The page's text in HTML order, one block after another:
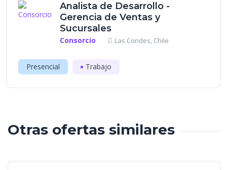
Analista de Desarrollo -
Gerencia de Ventas y
Sucursales
Consorcio Las Condes, Chile
Presencial Trabajo
Otras ofertas similares